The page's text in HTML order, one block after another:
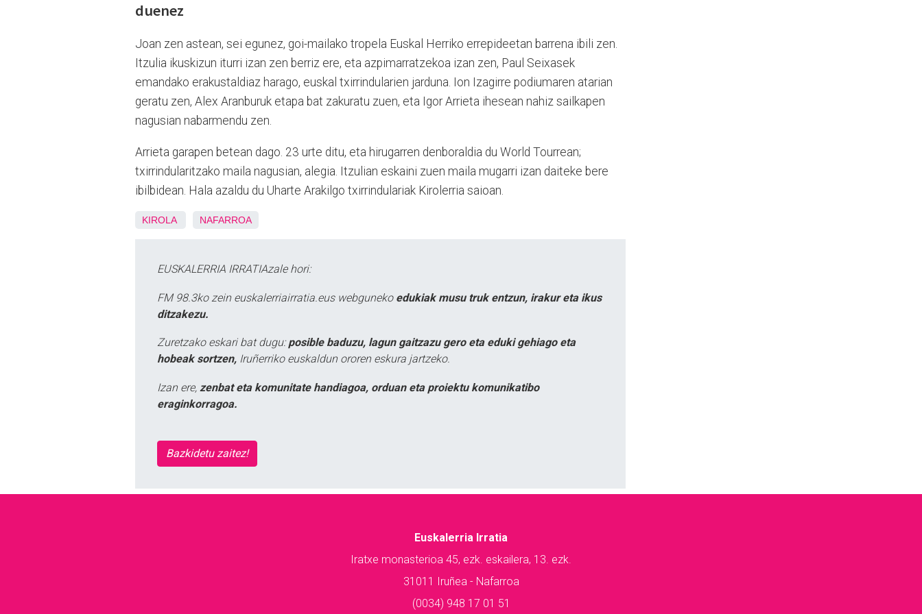
duenez
Joan zen astean, sei egunez, goi-mailako tropela Euskal Herriko errepideetan barrena ibili zen.
Itzulia ikuskizun iturri izan zen berriz ere, eta azpimarratzekoa izan zen, Paul Seixasek
emandako erakustaldiaz harago, euskal txirrindularien jarduna. Ion Izagirre podiumaren atarian
geratu zen, Alex Aranburuk etapa bat zakuratu zuen, eta Igor Arrieta ihesean nahiz sailkapen
nagusian nabarmendu zen.
Arrieta garapen betean dago. 23 urte ditu, eta hirugarren denboraldia du World Tourrean;
txirrindularitzako maila nagusian, alegia. Itzulian eskaini zuen maila mugarri izan daiteke bere
ibilbidean. Hala azaldu du Uharte Arakilgo txirrindulariak Kirolerria saioan.
KIROLA NAFARROA
EUSKALERRIA IRRATIAzale hori:
FM 98.3ko zein euskalerriairratia.eus webguneko edukiak musu truk entzun, irakur eta ikus
ditzakezu.
Zuretzako eskari bat dugu: posible baduzu, lagun gaitzazu gero eta eduki gehiago eta
hobeak sortzen, Iruñerriko euskaldun ororen eskura jartzeko.
Izan ere, zenbat eta komunitate handiagoa, orduan eta proiektu komunikatibo
eraginkorragoa.
Bazkidetu zaitez!
Euskalerria Irratia
Iratxe monasterioa 45, ezk. eskailera, 13. ezk.
31011 Iruñea - Nafarroa
(0034) 948 17 01 51